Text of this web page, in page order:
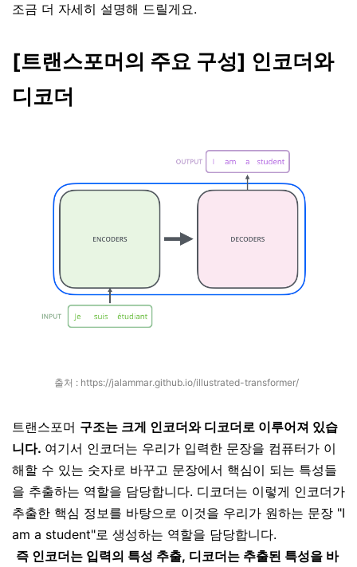
조금 더 자세히 설명해 드릴게요.
[트랜스포머의 주요 구성] 인코더와
디코더
출처 : https://jalammar.github.io/illustrated-transformer/
트랜스포머 구조는 크게 인코더와 디코더로 이루어져 있습
니다. 여기서 인코더는 우리가 입력한 문장을 컴퓨터가 이
해할 수 있는 숫자로 바꾸고 문장에서 핵심이 되는 특성들
을 추출하는 역할을 담당합니다. 디코더는 이렇게 인코더가
추출한 핵심 정보를 바탕으로 이것을 우리가 원하는 문장 "I
am a student"로 생성하는 역할을 담당합니다.
즉 인코더는 입력의 특성 추출, 디코더는 추출된 특성을 바